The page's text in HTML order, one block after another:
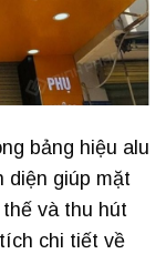
bảng hiệu alu
diện giúp mặt
và thu hút
chi tiết về